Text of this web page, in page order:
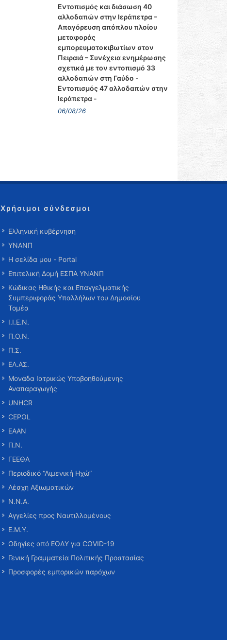
Εντοπισμός και διάσωση 40
αλλοδαπών στην Ιεράπετρα –
Απαγόρευση απόπλου πλοίου
μεταφοράς
εμπορευματοκιβωτίων στον
Πειραιά – Συνέχεια ενημέρωσης
σχετικά με τον εντοπισμό 33
αλλοδαπών στη Γαύδο -
Εντοπισμός 47 αλλοδαπών στην
Ιεράπετρα -
06/08/26
Χρήσιμοι σύνδεσμοι
Ελληνική κυβέρνηση
ΥΝΑΝΠ
Η σελίδα μου - Portal
Επιτελική Δομή ΕΣΠΑ ΥΝΑΝΠ
Κώδικας Ηθικής και Επαγγελματικής
Συμπεριφοράς Υπαλλήλων του Δημοσίου
Τομέα
Ι.Ι.Ε.Ν.
Π.Ο.Ν.
Π.Σ.
ΕΛ.ΑΣ.
Μονάδα Ιατρικώς Υποβοηθούμενης
Αναπαραγωγής
UNHCR
CEPOL
ΕΑΑΝ
Π.Ν.
ΓΕΕΘΑ
Περιοδικό “Λιμενική Ηχώ”
Λέσχη Αξιωματικών
Ν.Ν.Α.
Αγγελίες προς Ναυτιλλομένους
Ε.Μ.Υ.
Οδηγίες από ΕΟΔΥ για COVID-19
Γενική Γραμματεία Πολιτικής Προστασίας
Προσφορές εμπορικών παρόχων